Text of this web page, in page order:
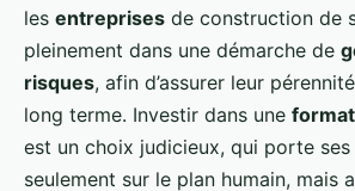
les entreprises de construction de
pleinement dans une démarche de
risques, afin d’assurer leur
long terme. Investir dans une
est un choix judicieux, qui porte
seulement sur le plan humain, mais